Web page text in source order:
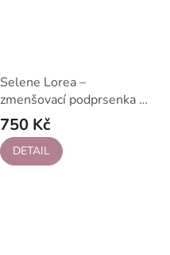
Selene Lorea –
zmenšovací podprsenka s
kosticí
750 Kč
DETAIL